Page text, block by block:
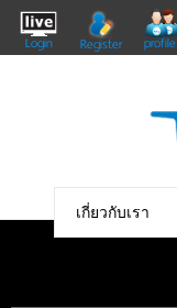
Login Register profile